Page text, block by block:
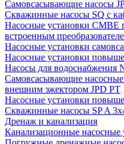
Самовсасывающие насосы
Скважинные насосы SQ с
Насосные установки CMBE
встроенным
Насосные установки
Насосные установки
Насосы для водоснабжения
Самовсасывающие
внешним эжектором JPD PT
Насосные установки
Скважинные насосы SP A
Дренаж и канализация
Канализационные